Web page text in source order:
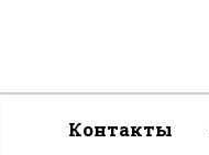
Контакты